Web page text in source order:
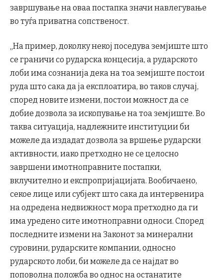
завршување на оваа постапка значи навлегување
во туѓа приватна сопственост.
„На пример, доколку некој поседува земјиште што
се граничи со рударска концесија, а рударското
лоби има сознанија дека на тоа земјиште постои
руда што сака да ја експлоатира, во таков случај,
според новите измени, постои можност да се
добие дозвола за ископување на тоа земјиште. Во
таква ситуација, надлежните институции би
можеле да издадат дозвола за вршење рударски
активности, иако претходно не се целосно
завршени имотноправните постапки,
вклучително и експропријацијата. Вообичаено,
секое лице или субјект што сака да интервенира
на одредена недвижност мора претходно да ги
има уредено сите имотноправни односи. Според
последните измени на Законот за минерални
суровини, рударските компании, односно
рударското лоби, би можеле да се најдат во
поповолна положба во однос на останатите